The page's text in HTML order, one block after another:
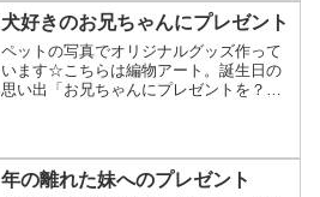
で作成するクッションはプレゼント用に
ご利用頂くケースが多いので...
犬好きのお兄ちゃんにプレゼント
ペットの写真でオリジナルグッズ作って
います☆こちらは編物アート。誕生日の
思い出「お兄ちゃんにプレゼントを？私
買ってもらっててうらやま...
年の離れた妹へのプレゼント